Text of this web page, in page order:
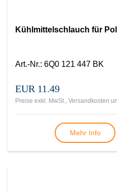
Kühlmittelschlauch für
Art.-Nr.: 6Q0 121 447 BK
EUR 11.49
Preise exkl. MwSt., Versandkosten
Mehr Info